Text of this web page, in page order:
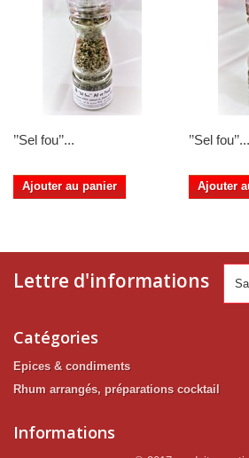
’’Sel fou’’...
Ajouter au panier
’’Sel fou’’...
Ajouter
Lettre d'informations
Catégories
Epices & condiments
Rhum arrangés, préparations cocktail
Informations